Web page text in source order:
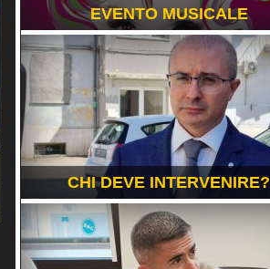
EVENTO MUSICALE
CHI DEVE INTERVENIRE?